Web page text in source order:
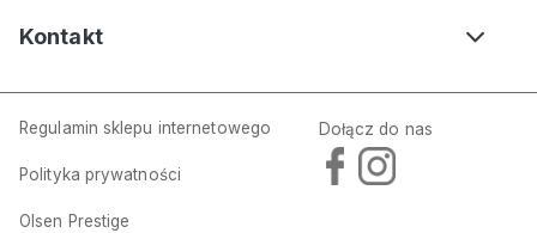
Kontakt
Regulamin sklepu internetowego
Polityka prywatności
Olsen Prestige
Dołącz do nas